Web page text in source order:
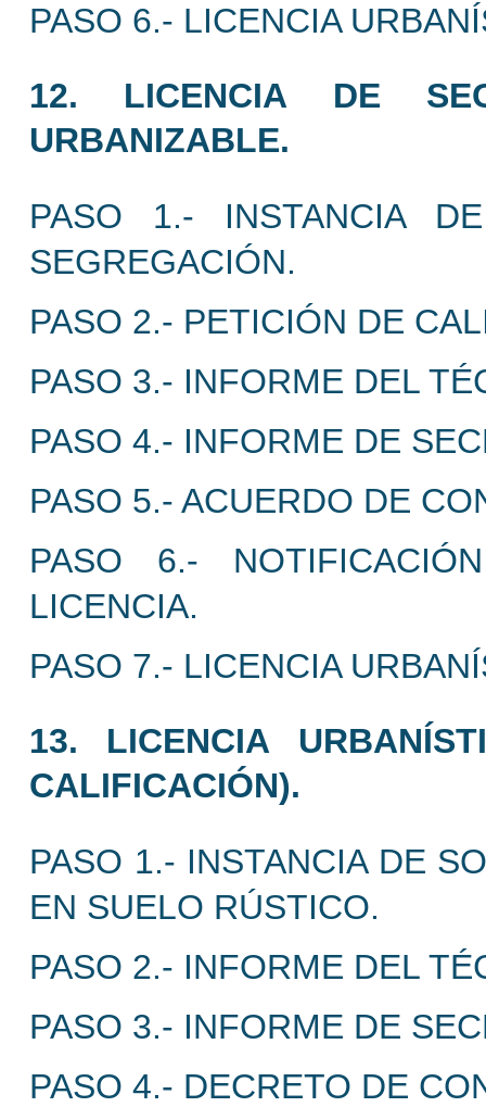
PASO 6.- LICENCIA
12. LICENCIA DE
URBANIZABLE.
PASO 1.- INSTANCIA
SEGREGACIÓN.
PASO 2.- PETICIÓN DE
PASO 3.- INFORME DEL
PASO 4.- INFORME DE
PASO 5.- ACUERDO DE
PASO 6.-
LICENCIA.
PASO 7.- LICENCIA
13. LICENCIA
CALIFICACIÓN).
PASO 1.- INSTANCIA DE
EN SUELO RÚSTICO.
PASO 2.- INFORME DEL
PASO 3.- INFORME DE
PASO 4.- DECRETO DE